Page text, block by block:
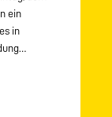
ein
in